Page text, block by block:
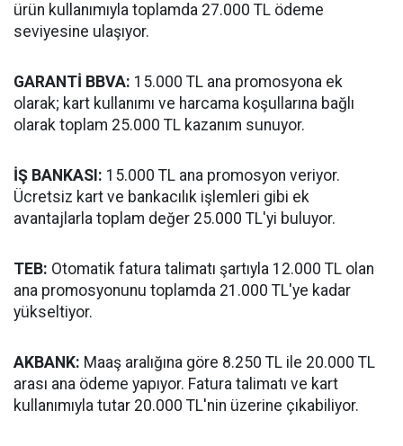
ürün kullanımıyla toplamda 27.000 TL ödeme
seviyesine ulaşıyor.
GARANTİ BBVA: 15.000 TL ana promosyona ek
olarak; kart kullanımı ve harcama koşullarına bağlı
olarak toplam 25.000 TL kazanım sunuyor.
İŞ BANKASI: 15.000 TL ana promosyon veriyor.
Ücretsiz kart ve bankacılık işlemleri gibi ek
avantajlarla toplam değer 25.000 TL'yi buluyor.
TEB: Otomatik fatura talimatı şartıyla 12.000 TL olan
ana promosyonunu toplamda 21.000 TL'ye kadar
yükseltiyor.
AKBANK: Maaş aralığına göre 8.250 TL ile 20.000 TL
arası ana ödeme yapıyor. Fatura talimatı ve kart
kullanımıyla tutar 20.000 TL'nin üzerine çıkabiliyor.